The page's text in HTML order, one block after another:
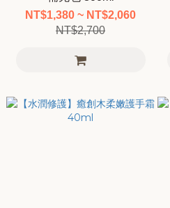
NT$1,380 ~ NT$2,060
NT$2,700